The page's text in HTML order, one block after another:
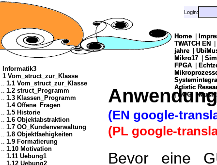
Home
TWATCH EN
jahre
Mikro17
FPGA
Artistic
|AOG |Musik
Login:
Informatik3
1 Vom_struct_zur_Klasse
.. 1.1 Vom_struct_zur_Klasse
.. 1.2 struct_Programm
.. 1.3 Klassen_Programm
.. 1.4 Offene_Fragen
.. 1.5 Historie
.. 1.6 Objektabstraktion
.. 1.7 OO_Kundenverwaltung
.. 1.8 Objektfaehigkeiten
.. 1.9 Formatierung
.. 1.10 Motivation
.. 1.11 Uebung1
.. 1.12 Uebung2
Home
TWATCH EN
jahre
Mikro17
FPGA
Artistic
|AOG |Musik
Login:
(EN google-
(PL google-
Bevor eine